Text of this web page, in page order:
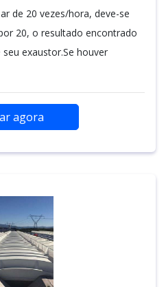
de 20 vezes/hora, deve-se
20, o resultado encontrado
exaustor.Se houver
agora